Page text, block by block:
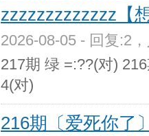
zzzzzzzzzzzzz【
2026-08-05 - 回复:2
217期 绿 =:??(对)
4(对)
216期〔爱死你了